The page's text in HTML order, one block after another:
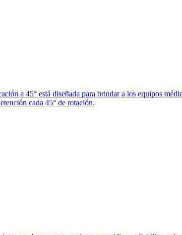
a 45° está diseñada para brindar a los equipos
cada 45° de rotación.